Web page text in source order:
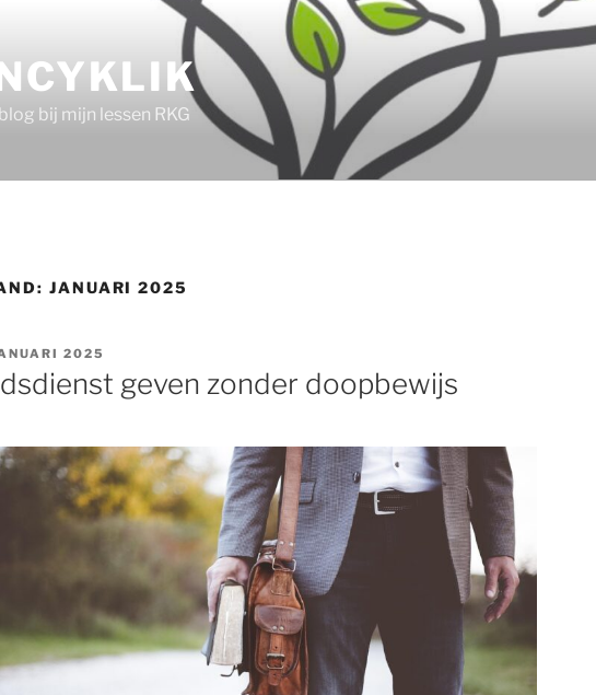
bij mijn lessen RKG
JANUARI 2025
2025
geven zonder doopbewijs